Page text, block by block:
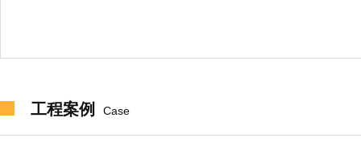
工程案例 Case